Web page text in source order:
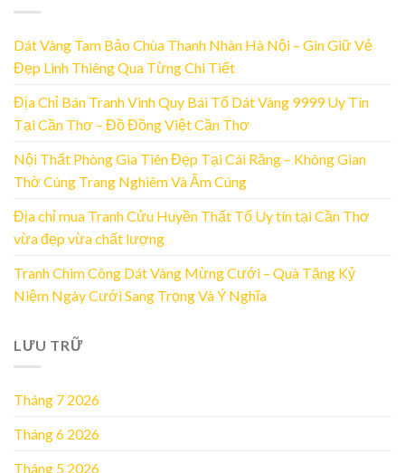
Dát Vàng Tam Bảo Chùa Thanh Nhàn Hà Nội – Gìn Giữ Vẻ
Đẹp Linh Thiêng Qua Từng Chi Tiết
Địa Chỉ Bán Tranh Vinh Quy Bái Tổ Dát Vàng 9999 Uy Tín
Tại Cần Thơ – Đồ Đồng Việt Cần Thơ
Nội Thất Phòng Gia Tiên Đẹp Tại Cái Răng – Không Gian
Thờ Cúng Trang Nghiêm Và Ấm Cúng
Địa chỉ mua Tranh Cửu Huyền Thất Tổ Uy tín tại Cần Thơ
vừa đẹp vừa chất lượng
Tranh Chim Công Dát Vàng Mừng Cưới – Quà Tặng Kỷ
Niệm Ngày Cưới Sang Trọng Và Ý Nghĩa
LƯU TRỮ
Tháng 7 2026
Tháng 6 2026
Tháng 5 2026